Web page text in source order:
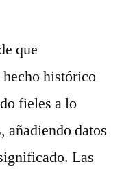
que
histórico
fieles a lo
añadiendo datos
Las